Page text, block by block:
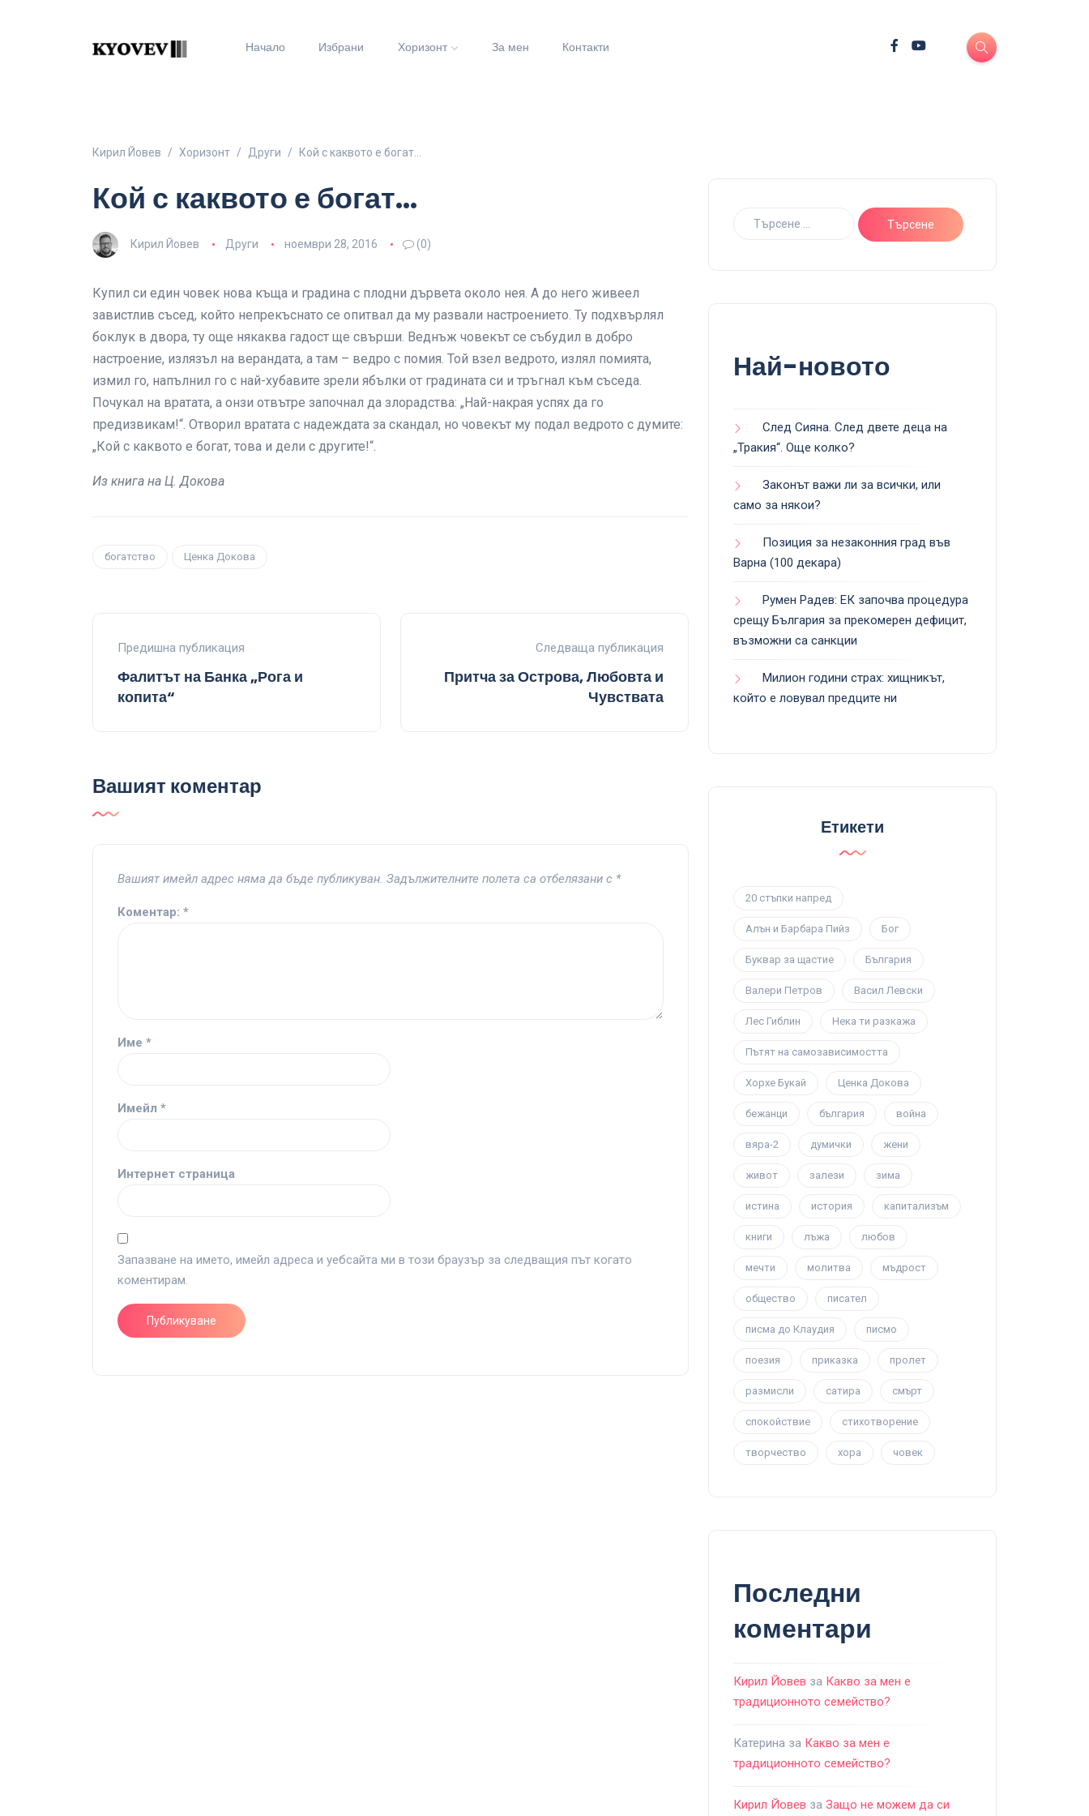
Начало Избрани Хоризонт За мен Контакти
Кирил Йовев Хоризонт Други Кой с каквото е богат…
Кой с каквото е богат…
Кирил Йовев Други ноември 28, 2016 (0)
Купил си един човек нова къща и градина с плодни дървета около нея. А до него живеел
завистлив съсед, който непрекъснато се опитвал да му развали настроението. Ту подхвърлял
боклук в двора, ту още някаква гадост ще свърши. Веднъж човекът се събудил в добро
настроение, излязъл на верандата, а там – ведро с помия. Той взел ведрото, излял помията,
измил го, напълнил го с най-хубавите зрели ябълки от градината си и тръгнал към съседа.
Почукал на вратата, а онзи отвътре започнал да злорадства: „Най-накрая успях да го
предизвикам!“. Отворил вратата с надеждата за скандал, но човекът му подал ведрото с думите:
„Кой с каквото е богат, това и дели с другите!“.
Из книга на Ц. Докова
богатство Ценка Докова
Предишна публикация
Фалитът на Банка „Рога и
копита“
Следваща публикация
Притча за Острова, Любовта и
Чувствата
Вашият коментар
Вашият имейл адрес няма да бъде публикуван. Задължителните полета са отбелязани с *
Коментар: *
Име *
Имейл *
Интернет страница
Запазване на името, имейл адреса и уебсайта ми в този браузър за следващия път когато
коментирам.
Най-новото
След Сияна. След двете деца на
„Тракия“. Още колко?
Законът важи ли за всички, или
само за някои?
Позиция за незаконния град във
Варна (100 декара)
Румен Радев: ЕК започва процедура
срещу България за прекомерен дефицит,
възможни са санкции
Милион години страх: хищникът,
който е ловувал предците ни
Етикети
20 стъпки напред
Алън и Барбара Пийз Бог
Буквар за щастие България
Валери Петров Васил Левски
Лес Гиблин Нека ти разкажа
Пътят на самозависимостта
Хорхе Букай Ценка Докова
бежанци българия война
вяра-2 думички жени
живот залези зима
истина история капитализъм
книги лъжа любов
мечти молитва мъдрост
общество писател
писма до Клаудия писмо
поезия приказка пролет
размисли сатира смърт
спокойствие стихотворение
творчество хора човек
Последни
коментари
Кирил Йовев за Какво за мен е
традиционното семейство?
Катерина за Какво за мен е
традиционното семейство?
Кирил Йовев за Защо не можем да си